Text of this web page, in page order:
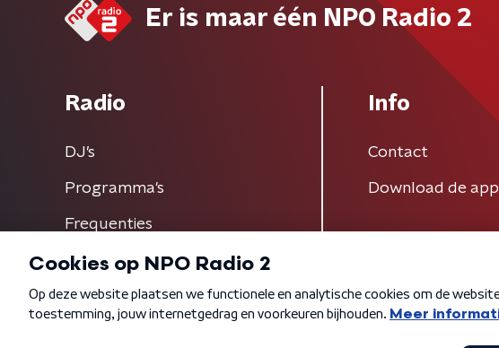
Er is maar één NPO Radio 2
Radio
DJ’s
Programma's
Frequenties
Info
Contact
Download de app
Algemene voorwaarden Privacybeleid